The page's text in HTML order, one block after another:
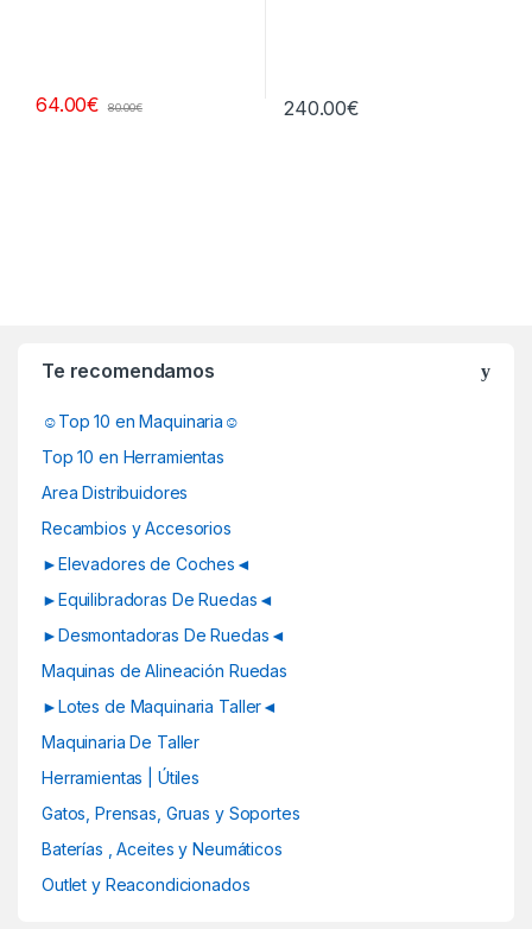
64.00€ 80.00€ 240.00€
Te recomendamos
☺Top 10 en Maquinaria☺
Top 10 en Herramientas
Area Distribuidores
Recambios y Accesorios
►Elevadores de Coches◄
►Equilibradoras De Ruedas◄
►Desmontadoras De Ruedas◄
Maquinas de Alineación Ruedas
►Lotes de Maquinaria Taller◄
Maquinaria De Taller
Herramientas | Útiles
Gatos, Prensas, Gruas y Soportes
Baterías , Aceites y Neumáticos
Outlet y Reacondicionados